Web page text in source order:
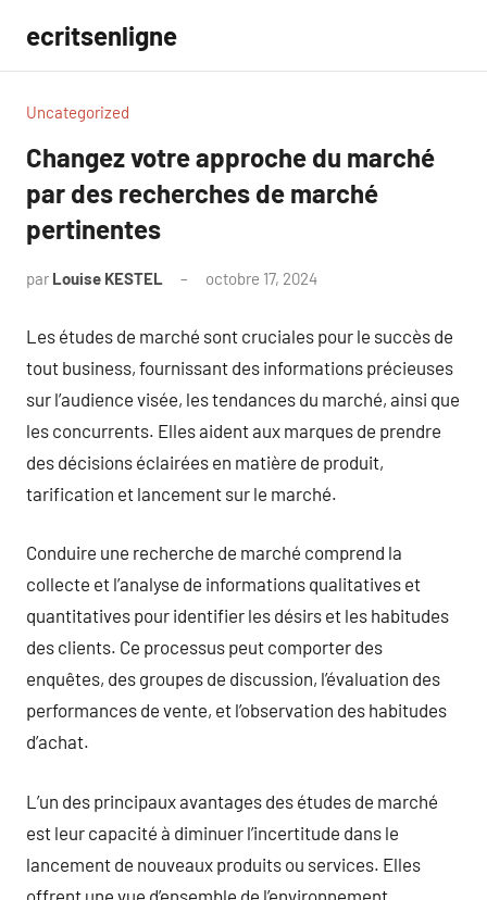
contenu
ecritsenligne
Uncategorized
Changez votre approche du marché
par des recherches de marché
pertinentes
par Louise KESTEL octobre 17, 2024
Les études de marché sont cruciales pour le succès de
tout business, fournissant des informations précieuses
sur l’audience visée, les tendances du marché, ainsi que
les concurrents. Elles aident aux marques de prendre
des décisions éclairées en matière de produit,
tarification et lancement sur le marché.
Conduire une recherche de marché comprend la
collecte et l’analyse de informations qualitatives et
quantitatives pour identifier les désirs et les habitudes
des clients. Ce processus peut comporter des
enquêtes, des groupes de discussion, l’évaluation des
performances de vente, et l’observation des habitudes
d’achat.
L’un des principaux avantages des études de marché
est leur capacité à diminuer l’incertitude dans le
lancement de nouveaux produits ou services. Elles
offrent une vue d’ensemble de l’environnement